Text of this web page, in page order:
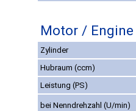
Motor / Engine
Zylinder
Hubraum (ccm)
Leistung (PS)
bei Nenndrehzahl (U/min)